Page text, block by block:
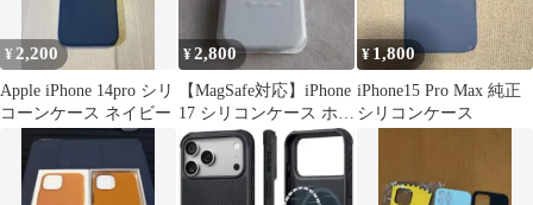
¥ 2,200
Apple iPhone 14pro シリ
コーンケース ネイビー
¥2,800
【MagSafe対応】iPhone
17 シリコンケース ホワ
イト 白 ロゴ付き
¥ 1,800
iPhone15 Pro Max 純正
シリコンケース